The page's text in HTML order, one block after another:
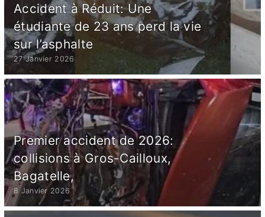
Accident à Réduit: Une
étudiante de 23 ans perd la vie
sur l’asphalte
27 Janvier 2026
Premier accident de 2026:
collisions à Gros-Cailloux,
Bagatelle,
8 Janvier 2026